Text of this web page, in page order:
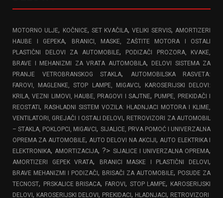
MOTORNO ULJE, KOČNICE, SET KVAČILA,VELIKI SERVIS,AMORTIZERI
HAUBE I GEPEKA,
BRANICI, MASKE, ZAŠTITE MOTORA I OSTALI
PLASTIČNI DELOVI ZA AUTOMOBILE,
PODIZAČI PROZORA, KVAKE,
BRAVE I MEHANIZMI ZA VRATA AUTOMOBILA,
DELOVI SISTEMA ZA
PRANJE VETROBRANSKOG STAKLA,
AUTOMOBILSKA RASVETA:
FAROVI, MAGLENKE, STOP LAMPE, MIGAVCI ,
KAROSERIJSKI DELOVI:
KRILA, VEZNI LIMOVI, HAUBE, PRAGOVI I SAJTNE, PUMPE, PREKIDAČI I
REOSTATI ,
RASHLADNI SISTEM VOZILA: HLADNJACI MOTORA I KLIME,
VENTILATORI, GREJAČI I OSTALI DELOVI, RETROVIZORI ZA AUTOMOBIL
– STAKLA, POKLOPCI, MIGAVCI, SIJALICE, PRVA POMOĆ I UNIVERZALNA
OPREMA ZA AUTOMOBILE,AUTO DELOVI NA AKCIJI,AUTO ELEKTRIKA I
ELEKTRONIKA,AMORTIZACIJA, ?> SIJALICE I UNIVERZALNA OPREMA,
AMORTIZERI GEPEK VRATA, BRANICI MASKE I PLASTIČNI DELOVI,
BRAVE MEHANIZMI I PODIZAČI , BRISAČI ZA AUTOMOBILE, POSUDE ZA
TECNOST, PRSKALICE BRISACA, FAROVI, STOP LAMPE,
KAROSERIJSKI
DELOVI , KAROSERIJSKI DELOVI , PREKIDACI , HLADNJACI , RETROVIZORI